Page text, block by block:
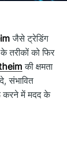
जैसे ट्रेडिंग
के तरीकों को फिर
की क्षमता
संभावित
में मदद के